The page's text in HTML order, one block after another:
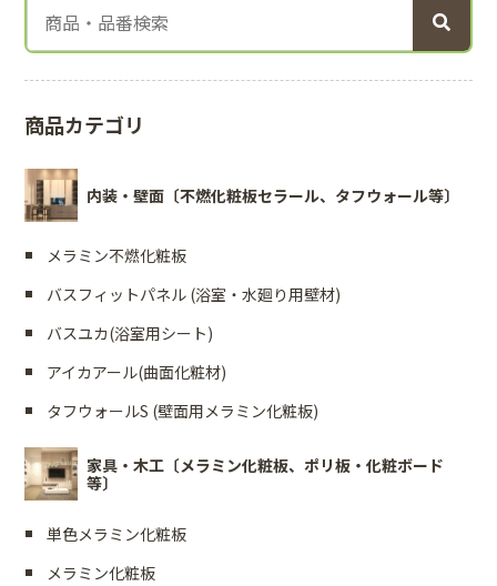
商品カテゴリ
内装・壁面〔不燃化粧板セラール、タフウォール等〕
メラミン不燃化粧板
バスフィットパネル (浴室・水廻り用壁材)
バスユカ(浴室用シート)
アイカアール(曲面化粧材)
タフウォールS (壁面用メラミン化粧板)
家具・木工〔メラミン化粧板、ポリ板・化粧ボード
等〕
単色メラミン化粧板
メラミン化粧板